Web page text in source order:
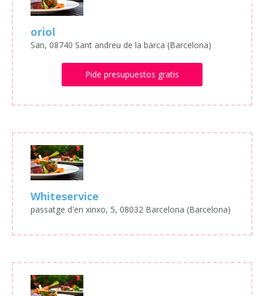
oriol
San, 08740 Sant andreu de la barca (Barcelona)
Pide presupuestos gratis
Whiteservice
passatge d'en xinxo, 5, 08032 Barcelona (Barcelona)